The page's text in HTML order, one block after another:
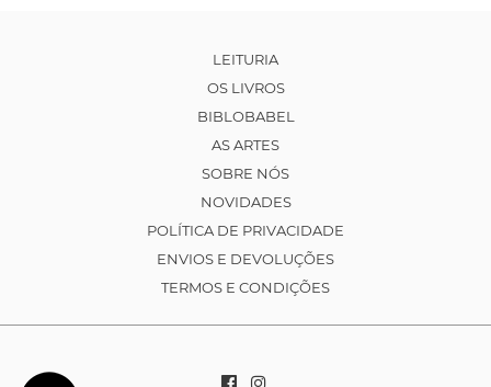
LEITURIA
OS LIVROS
BIBLOBABEL
AS ARTES
SOBRE NÓS
NOVIDADES
POLÍTICA DE PRIVACIDADE
ENVIOS E DEVOLUÇÕES
TERMOS E CONDIÇÕES